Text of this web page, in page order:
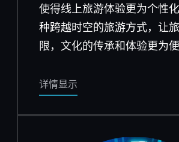
使得线上旅游体验更为个性
种跨越时空的旅游方式，让
限，文化的传承和体验更为便
详情显示